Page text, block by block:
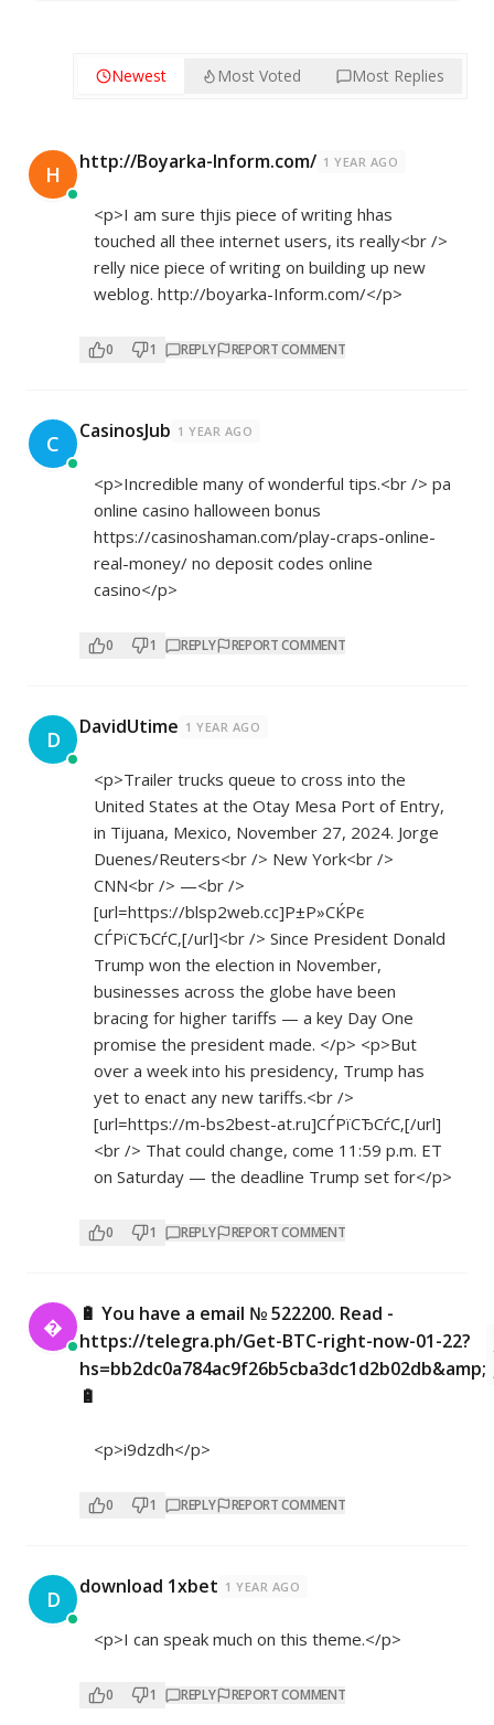
Newest Most Voted Most Replies
H http://Boyarka-Inform.com/ 1 YEAR AGO
<p>I am sure thjis piece of writing hhas
touched all thee internet users, its really<br />
relly nice piece of writing on building up new
weblog. http://boyarka-Inform.com/</p>
0 1 REPLY REPORT COMMENT
C CasinosJub 1 YEAR AGO
<p>Incredible many of wonderful tips.<br /> pa
online casino halloween bonus
https://casinoshaman.com/play-craps-online-
real-money/ no deposit codes online
casino</p>
0 1 REPLY REPORT COMMENT
D DavidUtime 1 YEAR AGO
<p>Trailer trucks queue to cross into the
United States at the Otay Mesa Port of Entry,
in Tijuana, Mexico, November 27, 2024. Jorge
Duenes/Reuters<br /> New York<br />
CNN<br /> —<br />
[url=https://blsp2web.cc]Р±Р»СЌРє
СЃРїСЂСѓС‚[/url]<br /> Since President Donald
Trump won the election in November,
businesses across the globe have been
bracing for higher tariffs — a key Day One
promise the president made. </p> <p>But
over a week into his presidency, Trump has
yet to enact any new tariffs.<br />
[url=https://m-bs2best-at.ru]СЃРїСЂСѓС‚[/url]
<br /> That could change, come 11:59 p.m. ET
on Saturday — the deadline Trump set for</p>
0 1 REPLY REPORT COMMENT

🔋 You have a email № 522200. Read -
https://telegra.ph/Get-BTC-right-now-01-22?
hs=bb2dc0a784ac9f26b5cba3dc1d2b02db&amp;
🔋
<p>i9dzdh</p>
0 1 REPLY REPORT COMMENT
D download 1xbet 1 YEAR AGO
<p>I can speak much on this theme.</p>
0 1 REPLY REPORT COMMENT